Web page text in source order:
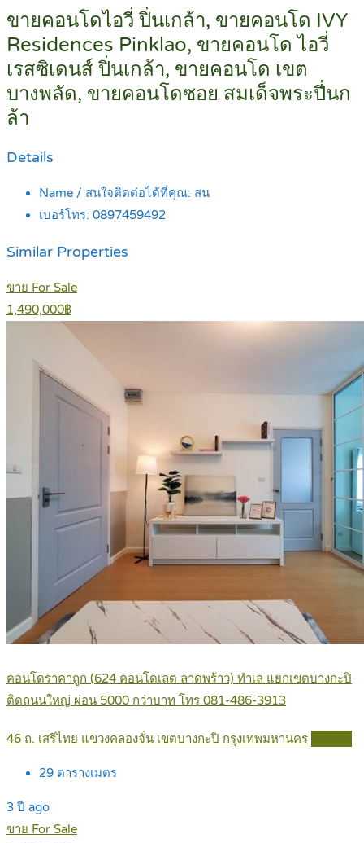
ขายคอนโดไอวี่ ปิ่นเกล้า, ขายคอนโด IVY
Residences Pinklao, ขายคอนโด ไอวี่
เรสซิเดนส์ ปิ่นเกล้า, ขายคอนโด เขต
บางพลัด, ขายคอนโดซอย สมเด็จพระปี่นก
ล้า
Details
Name / สนใจติดต่อได้ที่คุณ: สน
เบอร์โทร: 0897459492
Similar Properties
ขาย For Sale
1,490,000฿
คอนโดราคาถูก (624 คอนโดเลต ลาดพร้าว) ทำเล แยกเขตบางกะปิ
ติดถนนใหญ่ ผ่อน 5000 กว่าบาท โทร 081-486-3913
46 ถ. เสรีไทย แขวงคลองจั่น เขตบางกะปิ กรุงเทพมหานคร
29 ตารางเมตร
3 ปี ago
ขาย For Sale